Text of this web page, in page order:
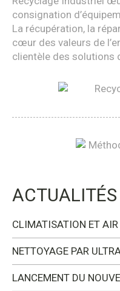
consignation
La récupération, la
cœur des valeurs de
clientèle des solutions
ACTUALITÉS
CLIMATISATION ET
NETTOYAGE PAR
LANCEMENT DU